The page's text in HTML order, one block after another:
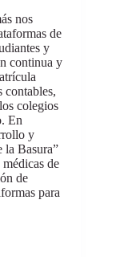
nos
de
y
continua y
contables,
colegios
En
y
la Basura”
de
de
para